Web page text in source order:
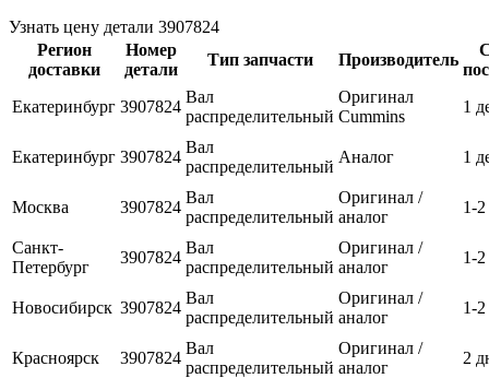
Узнать цену детали 3907824
Регион
доставки
Номер
детали
Тип запчасти Производитель
Екатеринбург 3907824
Вал
распределительный
Оригинал
Cummins
1
Екатеринбург 3907824
Вал
распределительный
Аналог 1
Москва 3907824
Вал
распределительный
Оригинал /
аналог
1-
Санкт-
Петербург
3907824
Вал
распределительный
Оригинал /
аналог
1-
Новосибирск 3907824
Вал
распределительный
Оригинал /
аналог
1-
Красноярск 3907824
Вал
распределительный
Оригинал /
аналог
2